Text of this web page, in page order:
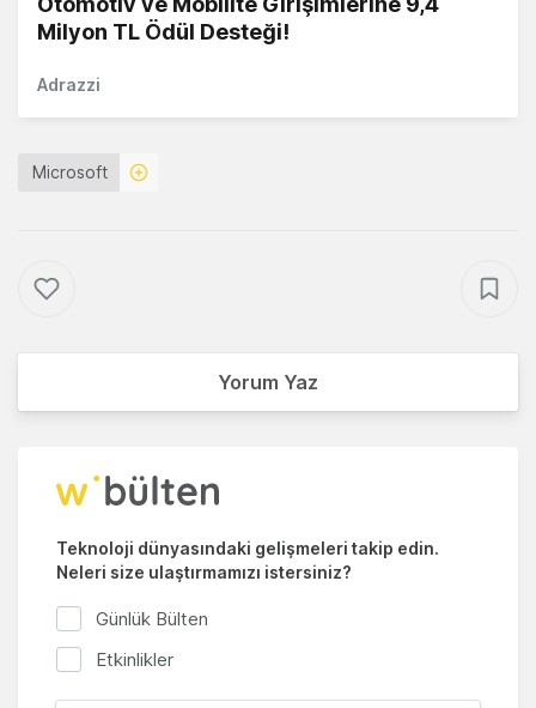
Milyon TL Ödül Desteği!
Adrazzi
Microsoft
Yorum Yaz
Teknoloji dünyasındaki gelişmeleri takip edin.
Neleri size ulaştırmamızı istersiniz?
Günlük Bülten
Etkinlikler